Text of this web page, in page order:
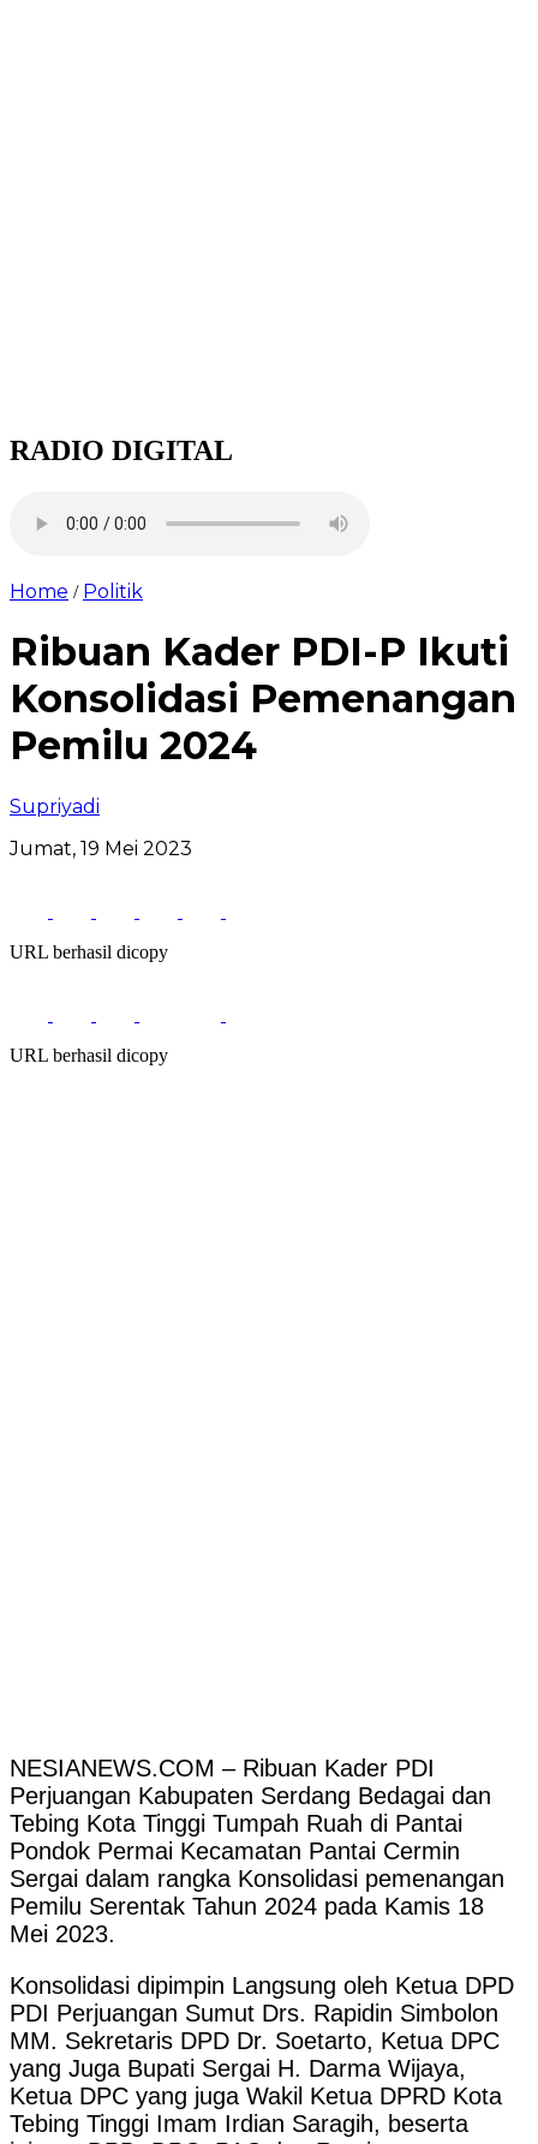
RADIO DIGITAL
Home / Politik
Ribuan Kader PDI-P Ikuti
Konsolidasi Pemenangan
Pemilu 2024
Supriyadi
Jumat, 19 Mei 2023
URL berhasil dicopy
URL berhasil dicopy
NESIANEWS.COM – Ribuan Kader PDI
Perjuangan Kabupaten Serdang Bedagai dan
Tebing Kota Tinggi Tumpah Ruah di Pantai
Pondok Permai Kecamatan Pantai Cermin
Sergai dalam rangka Konsolidasi pemenangan
Pemilu Serentak Tahun 2024 pada Kamis 18
Mei 2023.
Konsolidasi dipimpin Langsung oleh Ketua DPD
PDI Perjuangan Sumut Drs. Rapidin Simbolon
MM. Sekretaris DPD Dr. Soetarto, Ketua DPC
yang Juga Bupati Sergai H. Darma Wijaya,
Ketua DPC yang juga Wakil Ketua DPRD Kota
Tebing Tinggi Imam Irdian Saragih, beserta